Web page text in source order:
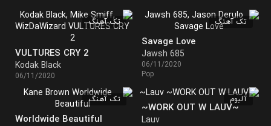
تک آهنگ
Savage Love
Jawsh 685
06/11/2020
Pop
تک آهنگ
VULTURES CRY 2
Kodak Black
06/11/2020
آلبوم
~WORK OUT W LAUV~
Lauv
تک آهنگ
Worldwide Beautiful